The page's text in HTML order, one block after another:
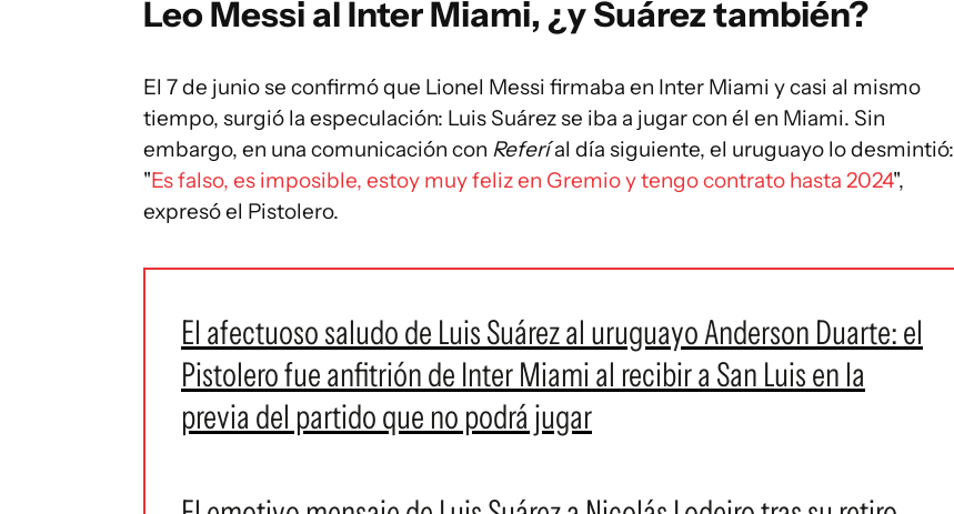
Leo Messi al Inter Miami, ¿y Suárez también?
El 7 de junio se confirmó que Lionel Messi firmaba en Inter Miami y casi al mismo
tiempo, surgió la especulación: Luis Suárez se iba a jugar con él en Miami. Sin
embargo, en una comunicación con Referíal día siguiente, el uruguayo lo desmintió:
"Es falso, es imposible, estoy muy feliz en Gremio y tengo contrato hasta 2024",
expresó el Pistolero.
El afectuoso saludo de Luis Suárez al uruguayo Anderson Duarte: el
Pistolero fue anfitrión de Inter Miami al recibir a San Luis en la
previa del partido que no podrá jugar